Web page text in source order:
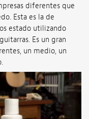
diferentes que
Esta es la de
estado utilizando
Es un gran
un medio, un